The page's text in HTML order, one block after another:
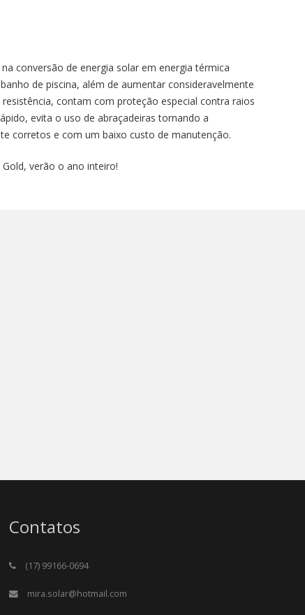
conversão de energia solar em energia térmica
de piscina, além de aumentar consideravelmente
contam com proteção especial contra raios
evita o uso de abraçadeiras tornando a
corretos e com um baixo custo de manutenção.
verão o ano inteiro!
Contatos
(17) 99166-0694
mira.solar@hotmail.com